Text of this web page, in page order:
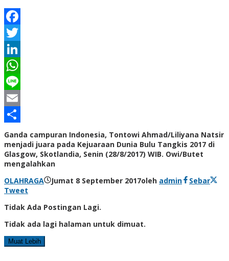
Facebook
Twitter
LinkedIn
WhatsApp
Line
Email
Share
Ganda campuran Indonesia, Tontowi Ahmad/Liliyana Natsir
menjadi juara pada Kejuaraan Dunia Bulu Tangkis 2017 di
Glasgow, Skotlandia, Senin (28/8/2017) WIB. Owi/Butet
mengalahkan
OLAHRAGA
Jumat 8 September 2017oleh admin
Sebar
Tweet
Tidak Ada Postingan Lagi.
Tidak ada lagi halaman untuk dimuat.
Muat Lebih